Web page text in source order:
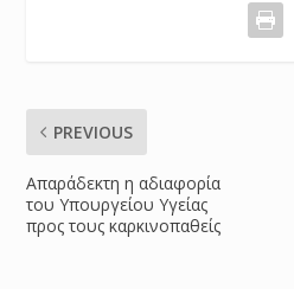
PREVIOUS
Απαράδεκτη η αδιαφορία
του Υπουργείου Υγείας
προς τους καρκινοπαθείς